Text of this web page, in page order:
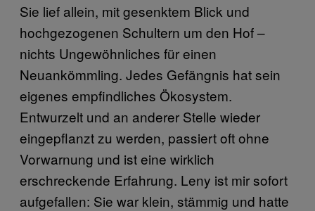
Sie lief allein, mit gesenktem Blick und
hochgezogenen Schultern um den Hof –
nichts Ungewöhnliches für einen
Neuankömmling. Jedes Gefängnis hat sein
eigenes empfindliches Ökosystem.
Entwurzelt und an anderer Stelle wieder
eingepflanzt zu werden, passiert oft ohne
Vorwarnung und ist eine wirklich
erschreckende Erfahrung. Leny ist mir sofort
aufgefallen: Sie war klein, stämmig und hatte